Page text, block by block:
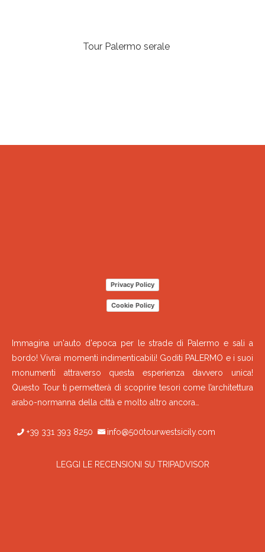
Tour Palermo serale
Privacy Policy
Cookie Policy
Immagina un'auto d'epoca per le strade di Palermo e sali a
bordo! Vivrai momenti indimenticabili! Goditi PALERMO e i suoi
monumenti attraverso questa esperienza davvero unica!
Questo Tour ti permetterà di scoprire tesori come l’architettura
arabo-normanna della città e molto altro ancora…
+39 331 393 8250 info@500tourwestsicily.com
LEGGI LE RECENSIONI SU TRIPADVISOR